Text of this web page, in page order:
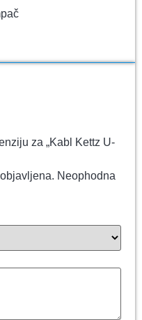
za „Kabl Kettz U-
Neophodna